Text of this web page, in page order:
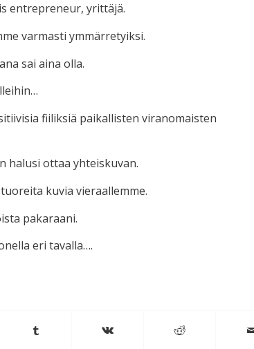
entrepreneur, yrittäjä.
varmasti ymmärretyiksi.
sai aina olla.
fiiliksiä paikallisten viranomaisten
halusi ottaa yhteiskuvan.
kuvia vieraallemme.
pakaraani.
eri tavalla….